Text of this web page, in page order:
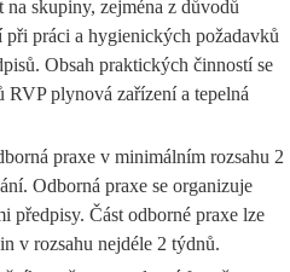
skupiny, zejména z důvodů
při práci a hygienických požadavků
Obsah praktických činností se
plynová zařízení a tepelná
praxe v minimálním rozsahu 2
Odborná praxe se organizuje
předpisy. Část odborné praxe lze
v rozsahu nejdéle 2 týdnů.